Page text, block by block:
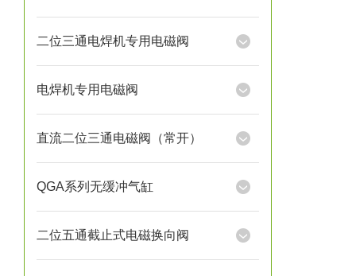
二位三通电焊机专用电磁阀
电焊机专用电磁阀
直流二位三通电磁阀（常开）
QGA系列无缓冲气缸
二位五通截止式电磁换向阀